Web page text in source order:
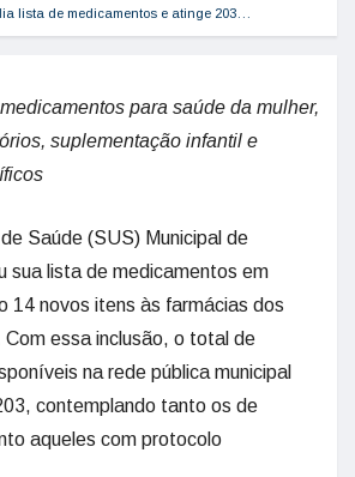
lista de medicamentos e atinge 203…
para saúde da mulher,
suplementação infantil e
Saúde (SUS) Municipal de
sua lista de medicamentos em
14 novos itens às farmácias dos
essa inclusão, o total de
na rede pública municipal
contemplando tanto os de
aqueles com protocolo